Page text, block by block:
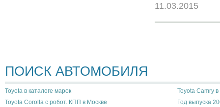
11.03.2015
ПОИСК АВТОМОБИЛЯ
Toyota в каталоге марок
Toyota Camry в
Toyota Corolla с робот. КПП в Москве
Год выпуска